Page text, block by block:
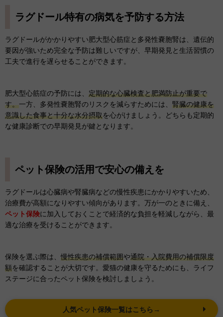
ラグドール特有の病気を予防する方法
ラグドールがかかりやすい肥大型心筋症と多発性嚢胞腎は、遺伝的
要因が強いため完全な予防は難しいですが、早期発見と生活習慣の
工夫で進行を遅らせることができます。
肥大型心筋症の予防には、 定期的な心臓検査と肥満防止が重要で
す。一方、多発性嚢胞腎のリスクを減らすためには、 腎臓の健康を
意識した食事と十分な水分摂取を心がけましょう。どちらも定期的
な健康診断での早期発見が鍵となります。
ペット保険の活用で安心の備えを
ラグドールは心臓病や腎臓病などの慢性疾患にかかりやすいため、
治療費が高額になりやすい傾向があります。万が一のときに備え、
ペット保険に加入しておくことで経済的な負担を軽減しながら、最
適な治療を受けることができます。
保険を選ぶ際は、 慢性疾患の補償範囲や通院・入院費用の補償限度
額を確認することが大切です。愛猫の健康を守るためにも、ライフ
ステージに合ったペット保険を検討しましょう。
人気ペット保険一覧はこちら→